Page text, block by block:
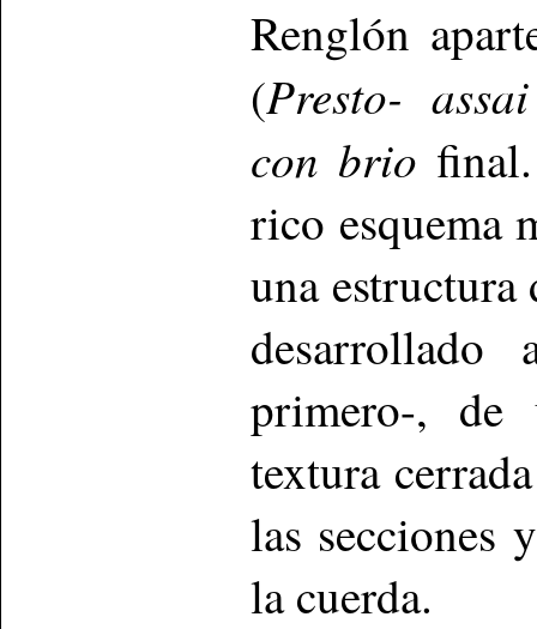
Renglón
(Presto- assai
con brio
rico esquema
una
primero-,
textura
las secciones
la cuerda.